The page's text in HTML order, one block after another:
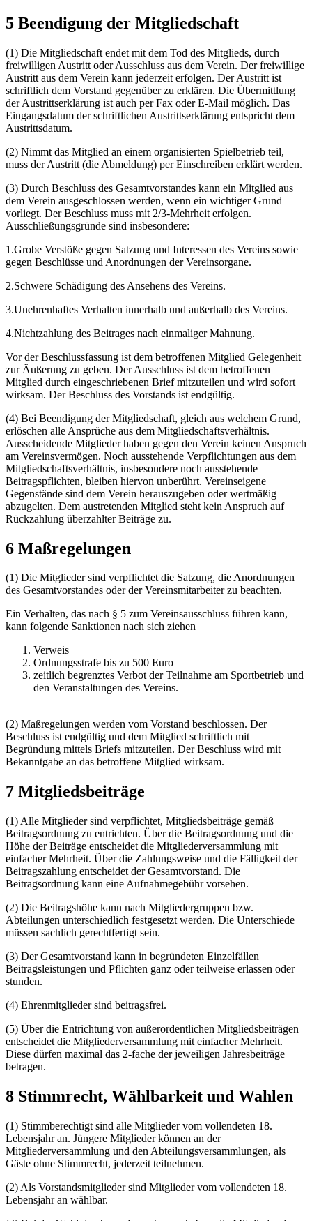
5 Beendigung der Mitgliedschaft
(1) Die Mitgliedschaft endet mit dem Tod des Mitglieds, durch
freiwilligen Austritt oder Ausschluss aus dem Verein. Der freiwillige
Austritt aus dem Verein kann jederzeit erfolgen. Der Austritt ist
schriftlich dem Vorstand gegenüber zu erklären. Die Übermittlung
der Austrittserklärung ist auch per Fax oder E-Mail möglich. Das
Eingangsdatum der schriftlichen Austrittserklärung entspricht dem
Austrittsdatum.
(2) Nimmt das Mitglied an einem organisierten Spielbetrieb teil,
muss der Austritt (die Abmeldung) per Einschreiben erklärt werden.
(3) Durch Beschluss des Gesamtvorstandes kann ein Mitglied aus
dem Verein ausgeschlossen werden, wenn ein wichtiger Grund
vorliegt. Der Beschluss muss mit 2/3-Mehrheit erfolgen.
Ausschließungsgründe sind insbesondere:
1.Grobe Verstöße gegen Satzung und Interessen des Vereins sowie
gegen Beschlüsse und Anordnungen der Vereinsorgane.
2.Schwere Schädigung des Ansehens des Vereins.
3.Unehrenhaftes Verhalten innerhalb und außerhalb des Vereins.
4.Nichtzahlung des Beitrages nach einmaliger Mahnung.
Vor der Beschlussfassung ist dem betroffenen Mitglied Gelegenheit
zur Äußerung zu geben. Der Ausschluss ist dem betroffenen
Mitglied durch eingeschriebenen Brief mitzuteilen und wird sofort
wirksam. Der Beschluss des Vorstands ist endgültig.
(4) Bei Beendigung der Mitgliedschaft, gleich aus welchem Grund,
erlöschen alle Ansprüche aus dem Mitgliedschaftsverhältnis.
Ausscheidende Mitglieder haben gegen den Verein keinen Anspruch
am Vereinsvermögen. Noch ausstehende Verpflichtungen aus dem
Mitgliedschaftsverhältnis, insbesondere noch ausstehende
Beitragspflichten, bleiben hiervon unberührt. Vereinseigene
Gegenstände sind dem Verein herauszugeben oder wertmäßig
abzugelten. Dem austretenden Mitglied steht kein Anspruch auf
Rückzahlung überzahlter Beiträge zu.
6 Maßregelungen
(1) Die Mitglieder sind verpflichtet die Satzung, die Anordnungen
des Gesamtvorstandes oder der Vereinsmitarbeiter zu beachten.
Ein Verhalten, das nach § 5 zum Vereinsausschluss führen kann,
kann folgende Sanktionen nach sich ziehen
Verweis
Ordnungsstrafe bis zu 500 Euro
zeitlich begrenztes Verbot der Teilnahme am Sportbetrieb und
den Veranstaltungen des Vereins.
(2) Maßregelungen werden vom Vorstand beschlossen. Der
Beschluss ist endgültig und dem Mitglied schriftlich mit
Begründung mittels Briefs mitzuteilen. Der Beschluss wird mit
Bekanntgabe an das betroffene Mitglied wirksam.
7 Mitgliedsbeiträge
(1) Alle Mitglieder sind verpflichtet, Mitgliedsbeiträge gemäß
Beitragsordnung zu entrichten. Über die Beitragsordnung und die
Höhe der Beiträge entscheidet die Mitgliederversammlung mit
einfacher Mehrheit. Über die Zahlungsweise und die Fälligkeit der
Beitragszahlung entscheidet der Gesamtvorstand. Die
Beitragsordnung kann eine Aufnahmegebühr vorsehen.
(2) Die Beitragshöhe kann nach Mitgliedergruppen bzw.
Abteilungen unterschiedlich festgesetzt werden. Die Unterschiede
müssen sachlich gerechtfertigt sein.
(3) Der Gesamtvorstand kann in begründeten Einzelfällen
Beitragsleistungen und Pflichten ganz oder teilweise erlassen oder
stunden.
(4) Ehrenmitglieder sind beitragsfrei.
(5) Über die Entrichtung von außerordentlichen Mitgliedsbeiträgen
entscheidet die Mitgliederversammlung mit einfacher Mehrheit.
Diese dürfen maximal das 2-fache der jeweiligen Jahresbeiträge
betragen.
8 Stimmrecht, Wählbarkeit und Wahlen
(1) Stimmberechtigt sind alle Mitglieder vom vollendeten 18.
Lebensjahr an. Jüngere Mitglieder können an der
Mitgliederversammlung und den Abteilungsversammlungen, als
Gäste ohne Stimmrecht, jederzeit teilnehmen.
(2) Als Vorstandsmitglieder sind Mitglieder vom vollendeten 18.
Lebensjahr an wählbar.